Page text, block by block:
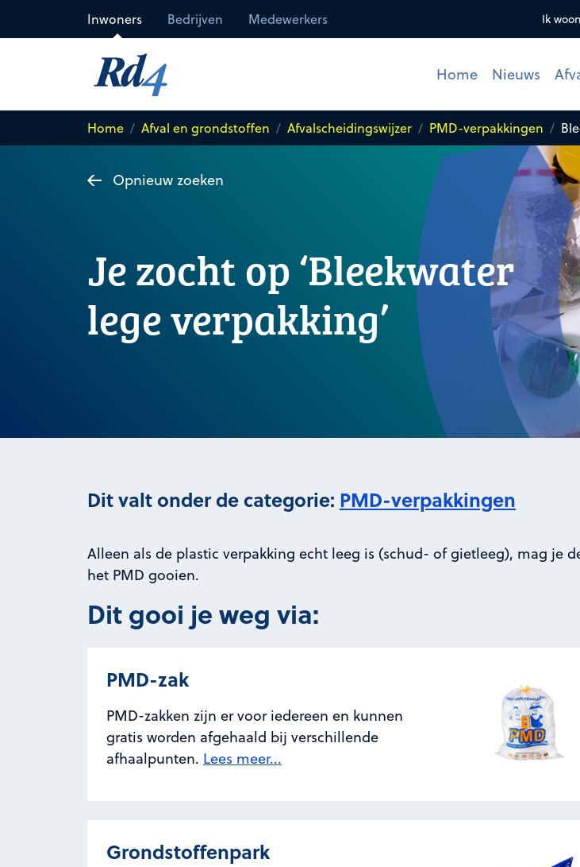
Inwoners Bedrijven Medewerkers Ik
Home Nieuws
Home Afval en grondstoffen Afvalscheidingswijzer PMD-verpakkingen
Opnieuw zoeken
Je zocht op ‘Bleekwater
lege verpakking’
Dit valt onder de categorie: PMD-verpakkingen
Alleen als de plastic verpakking echt leeg is (schud- of gietleeg), mag je
het PMD gooien.
Dit gooi je weg via:
PMD-zak
PMD-zakken zijn er voor iedereen en kunnen
gratis worden afgehaald bij verschillende
afhaalpunten. Lees meer...
Grondstoffenpark